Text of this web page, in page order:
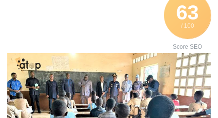
63
/ 100
Score SEO